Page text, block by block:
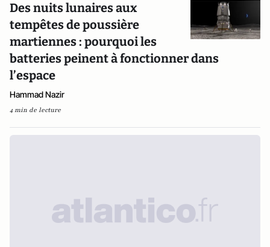
Des nuits lunaires aux
tempêtes de poussière
martiennes : pourquoi les
batteries peinent à fonctionner dans
l’espace
Hammad Nazir
4 min de lecture